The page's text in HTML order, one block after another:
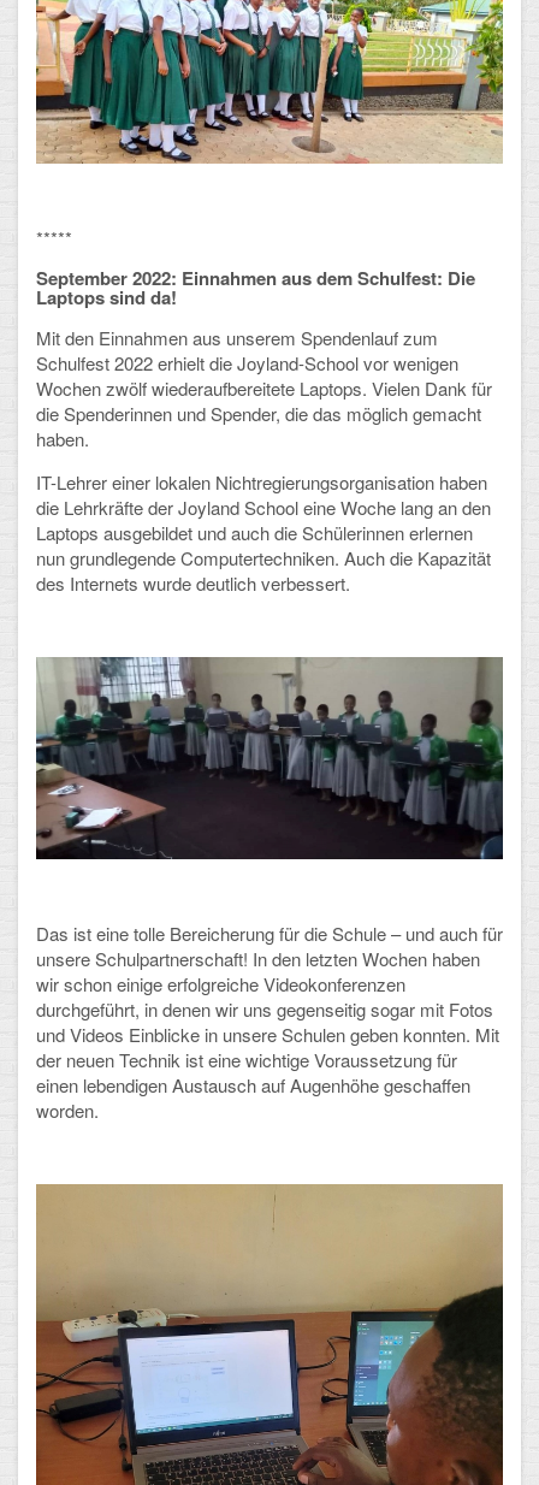
Nextcloud (Eigene Dateien und Tauschordner)
Gitlab
*****
September 2022: Einnahmen aus dem Schulfest: Die
Laptops sind da!
Mit den Einnahmen aus unserem Spendenlauf zum
Schulfest 2022 erhielt die Joyland-School vor wenigen
Wochen zwölf wiederaufbereitete Laptops. Vielen Dank für
die Spenderinnen und Spender, die das möglich gemacht
haben.
IT-Lehrer einer lokalen Nichtregierungsorganisation haben
die Lehrkräfte der Joyland School eine Woche lang an den
Laptops ausgebildet und auch die Schülerinnen erlernen
nun grundlegende Computertechniken. Auch die Kapazität
des Internets wurde deutlich verbessert.
Das ist eine tolle Bereicherung für die Schule – und auch für
unsere Schulpartnerschaft! In den letzten Wochen haben
wir schon einige erfolgreiche Videokonferenzen
durchgeführt, in denen wir uns gegenseitig sogar mit Fotos
und Videos Einblicke in unsere Schulen geben konnten. Mit
der neuen Technik ist eine wichtige Voraussetzung für
einen lebendigen Austausch auf Augenhöhe geschaffen
worden.